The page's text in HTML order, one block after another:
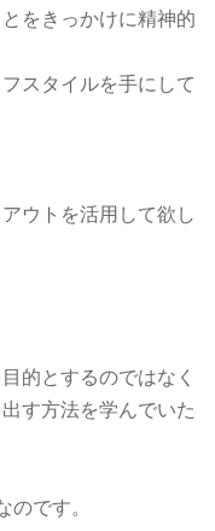
をきっかけに精神的
スタイルを手にして
ウトを活用して欲し
的とするのではなく
す方法を学んでいた
のです。